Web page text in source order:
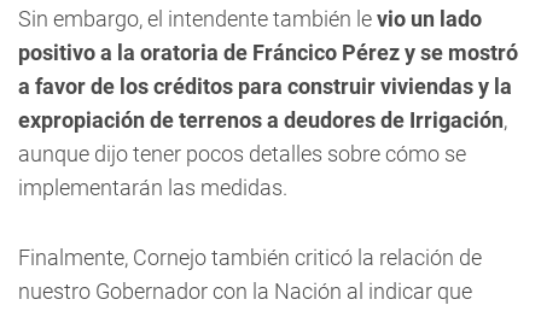
Sin embargo, el intendente también levio un lado
positivo a la oratoria de Fráncico Pérez y se mostró
a favor de los créditos para construir viviendas y la
expropiación de terrenos a deudores de Irrigación,
aunque dijo tener pocos detalles sobre cómo se
implementarán las medidas.
Finalmente, Cornejo también criticó la relación de
nuestro Gobernador con la Nación al indicar que